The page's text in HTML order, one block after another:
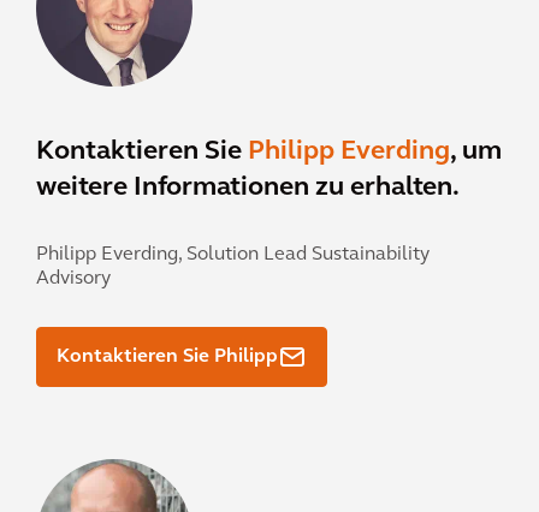
Kontaktieren Sie Philipp Everding, um
weitere Informationen zu erhalten.
Philipp Everding, Solution Lead Sustainability
Advisory
Kontaktieren Sie Philipp